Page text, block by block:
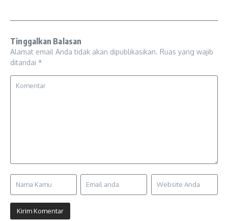
Tinggalkan Balasan
Alamat email Anda tidak akan dipublikasikan. Ruas yang wajib
ditandai *